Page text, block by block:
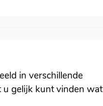
in verschillende
gelijk kunt vinden wat